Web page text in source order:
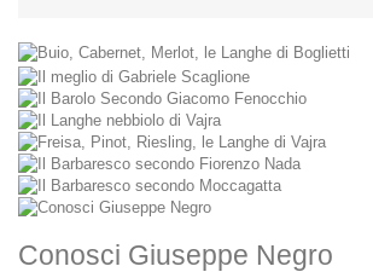
Conosci Giuseppe Negro